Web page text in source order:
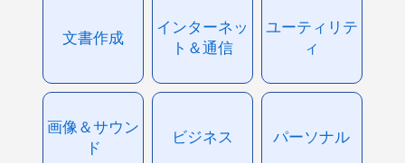
文書作成
インターネッ
ト＆通信
ユーティリテ
ィ
画像＆サウン
ド
ビジネス パーソナル